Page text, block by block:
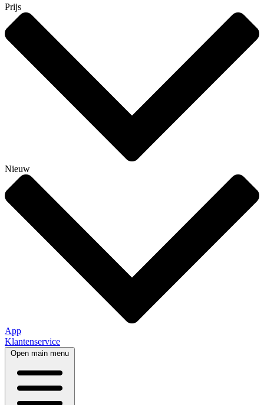
Prijs
Nieuw
App
Klantenservice
Open main menu